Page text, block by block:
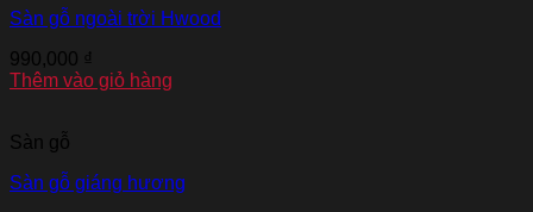
Sàn gỗ ngoài trời Hwood
990,000 ₫
Thêm vào giỏ hàng
Sàn gỗ
Sàn gỗ giáng hương